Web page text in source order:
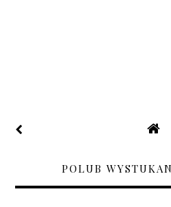
POLUB